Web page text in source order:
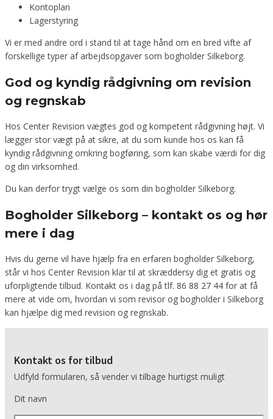
Kontoplan
Lagerstyring
Vi er med andre ord i stand til at tage hånd om en bred vifte af
forskellige typer af arbejdsopgaver som bogholder Silkeborg.
God og kyndig rådgivning om revision
og regnskab
Hos Center Revision vægtes god og kompetent rådgivning højt. Vi
lægger stor vægt på at sikre, at du som kunde hos os kan få
kyndig rådgivning omkring bogføring, som kan skabe værdi for dig
og din virksomhed.
Du kan derfor trygt vælge os som din bogholder Silkeborg.
Bogholder Silkeborg – kontakt os og hør
mere i dag
Hvis du gerne vil have hjælp fra en erfaren bogholder Silkeborg,
står vi hos Center Revision klar til at skræddersy dig et gratis og
uforpligtende tilbud. Kontakt os i dag på tlf. 86 88 27 44 for at få
mere at vide om, hvordan vi som revisor og bogholder i Silkeborg
kan hjælpe dig med revision og regnskab.
Kontakt os for tilbud
Udfyld formularen, så vender vi tilbage hurtigst muligt
Dit navn